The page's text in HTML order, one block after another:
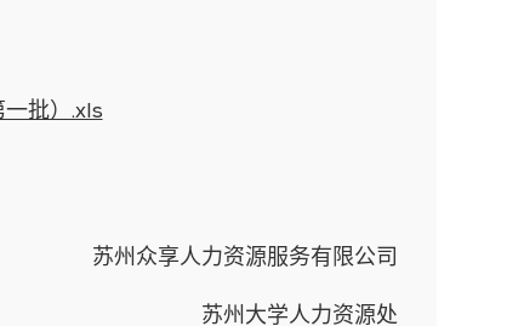
批）.xls
苏州众享人力资源服务有限公司
苏州大学人力资源处